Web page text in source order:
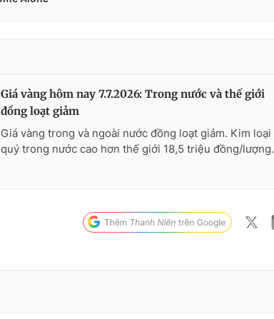
Giá vàng hôm nay 7.7.2026: Trong nước và thế giới
đồng loạt giảm
Giá vàng trong và ngoài nước đồng loạt giảm. Kim loại
quý trong nước cao hơn thế giới 18,5 triệu đồng/lượng.